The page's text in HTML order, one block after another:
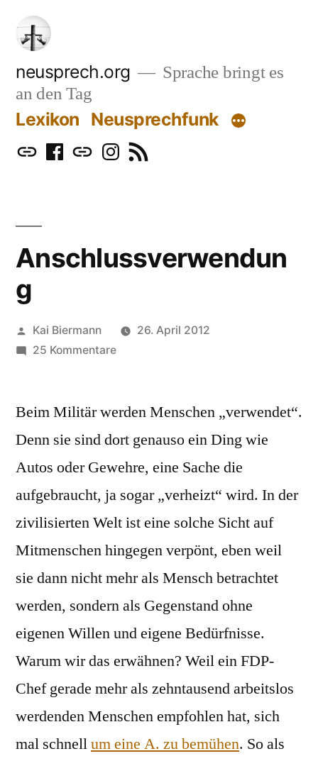
Zum
Inhalt
springen
neusprech.org
Sprache bringt es
an den Tag
Lexikon Neusprechfunk
MastodonFacebook
BlueskyInstagram
RSS
Anschlussverwendun
g
Veröffentlicht
von
Kai Biermann
26. April 2012
25 Kommentarezu
Beim Militär werden Menschen „verwendet“.
Denn sie sind dort genauso ein Ding wie
Autos oder Gewehre, eine Sache die
aufgebraucht, ja sogar „verheizt“ wird. In der
zivilisierten Welt ist eine solche Sicht auf
Mitmenschen hingegen verpönt, eben weil
sie dann nicht mehr als Mensch betrachtet
werden, sondern als Gegenstand ohne
eigenen Willen und eigene Bedürfnisse.
Warum wir das erwähnen? Weil ein FDP-
Chef gerade mehr als zehntausend arbeitslos
werdenden Menschen empfohlen hat, sich
mal schnellum eine A. zu bemühen. So als